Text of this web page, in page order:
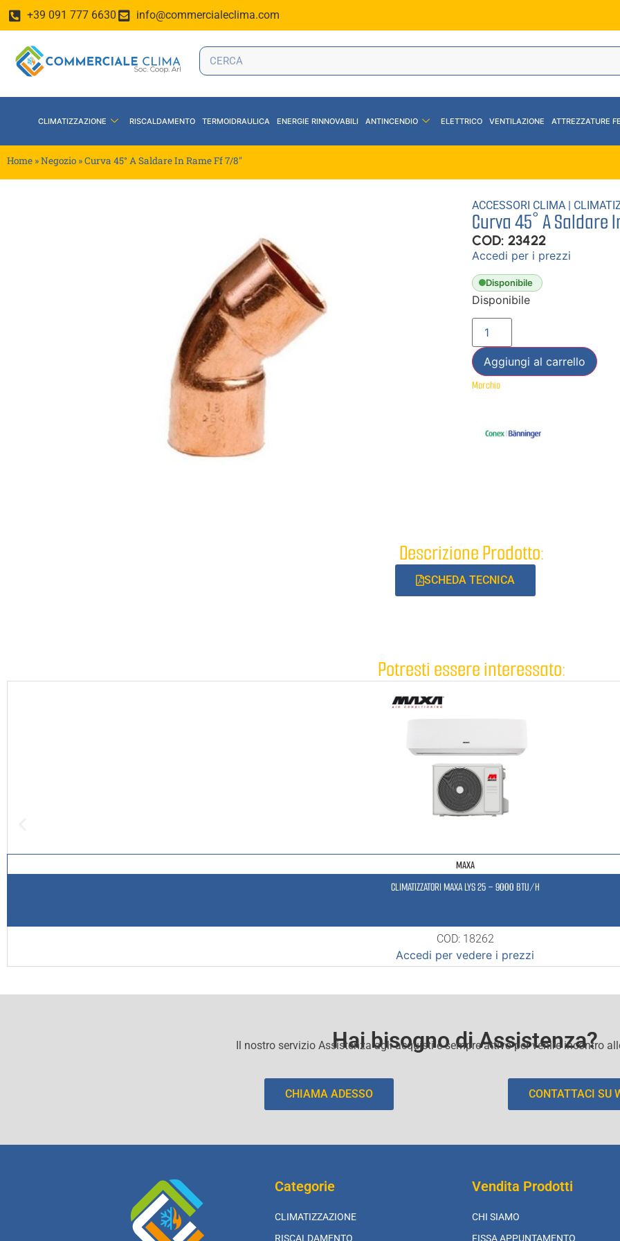
+39 091 777 6630 info@commercialeclima.com
CLIMATIZZAZIONE RISCALDAMENTO TERMOIDRAULICA ENERGIE RINNOVABILI ANTINCENDIO ELETTRICO VENTILAZIONE ATTREZZATURE
Home »Negozio »Curva 45° A Saldare In Rame Ff 7/8″
ACCESSORI CLIMA |
Curva 45° A Saldare
COD: 23422
Accedi per i prezzi
Disponibile
Disponibile
Aggiungi al carrello
Marchio
Descrizione Prodotto:
SCHEDA TECNICA
Potresti essere interessato:
MAXA
CLIMATIZZATORI MAXA LYS 25 – 9000 BTU/H
COD: 18262
Accedi per vedere i prezzi
Hai bisogno di Assistenza?
Il nostro servizio Assistenza agli acquisti e sempre attivo per venire incontro
CHIAMA ADESSO CONTATTACI SU
Categorie
CLIMATIZZAZIONE
RISCALDAMENTO
Vendita Prodotti
CHI SIAMO
FISSA APPUNTAMENTO